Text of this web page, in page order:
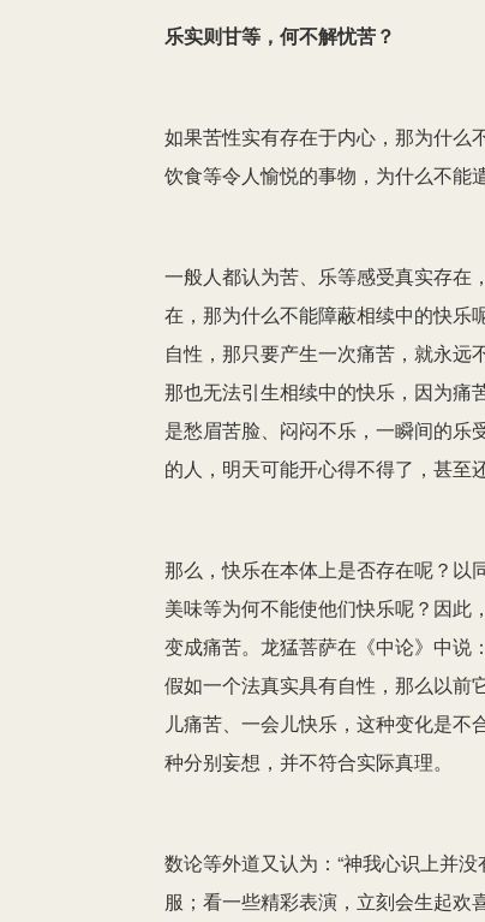
乐实则甘等，何不解忧苦？
如果苦性实有存在于内心，那为什么
饮食等令人愉悦的事物，为什么不能
一般人都认为苦、乐等感受真实存在
在，那为什么不能障蔽相续中的快乐
自性，那只要产生一次痛苦，就永远
那也无法引生相续中的快乐，因为痛
是愁眉苦脸、闷闷不乐，一瞬间的乐
的人，明天可能开心得不得了，甚至
那么，快乐在本体上是否存在呢？以
美味等为何不能使他们快乐呢？因此
变成痛苦。龙猛菩萨在《中论》中说
假如一个法真实具有自性，那么以前
儿痛苦、一会儿快乐，这种变化是
种分别妄想，并不符合实际真理。
数论等外道又认为：“神我心识上并
服；看一些精彩表演，立刻会生起欢